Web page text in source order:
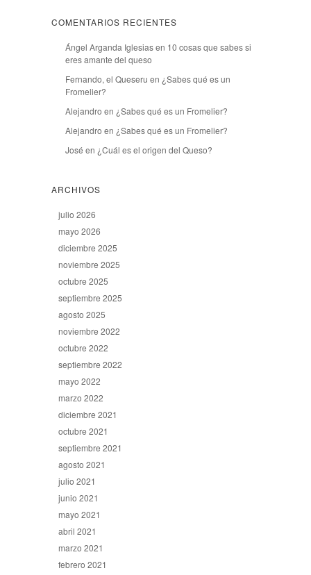
COMENTARIOS RECIENTES
Ángel Arganda Iglesiasen 10 cosas que sabes si
eres amante del queso
Fernando, el Queseru en ¿Sabes qué es un
Fromelier?
Alejandro en ¿Sabes qué es un Fromelier?
Alejandro en ¿Sabes qué es un Fromelier?
José en ¿Cuál es el origen del Queso?
ARCHIVOS
julio 2026
mayo 2026
diciembre 2025
noviembre 2025
octubre 2025
septiembre 2025
agosto 2025
noviembre 2022
octubre 2022
septiembre 2022
mayo 2022
marzo 2022
diciembre 2021
octubre 2021
septiembre 2021
agosto 2021
julio 2021
junio 2021
mayo 2021
abril 2021
marzo 2021
febrero 2021